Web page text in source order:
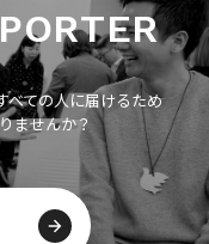
べての人に届けるため
ませんか？